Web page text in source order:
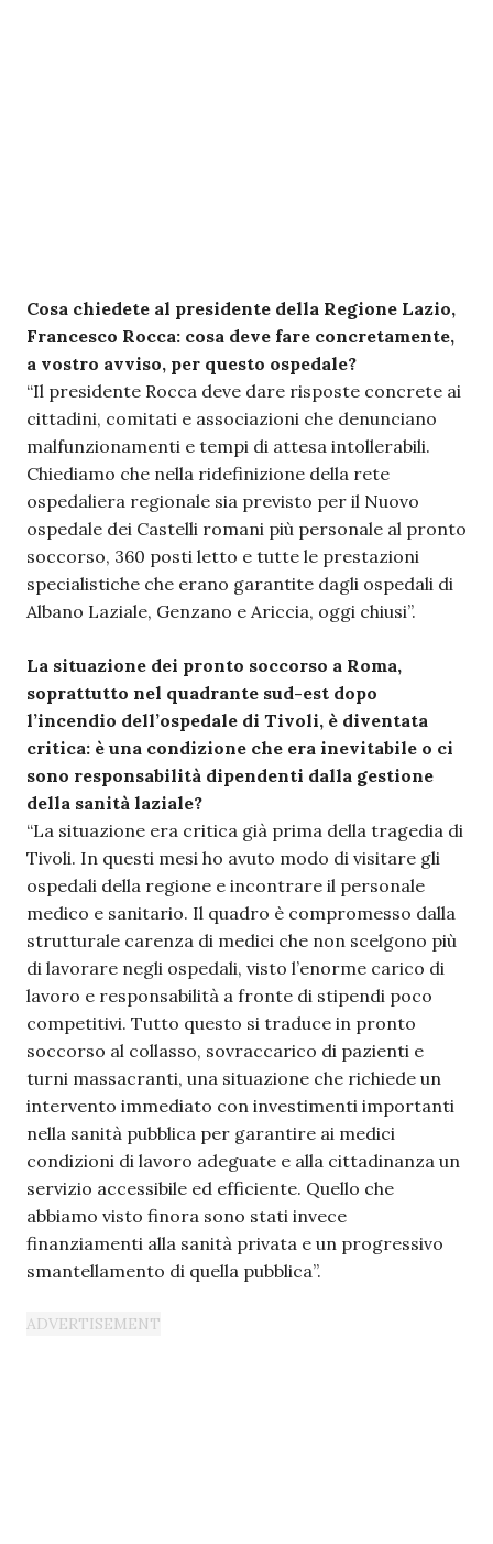
Cosa chiedete al presidente della Regione Lazio,
Francesco Rocca: cosa deve fare concretamente,
a vostro avviso, per questo ospedale?
“Il presidente Rocca deve dare risposte concrete ai
cittadini, comitati e associazioni che denunciano
malfunzionamenti e tempi di attesa intollerabili.
Chiediamo che nella ridefinizione della rete
ospedaliera regionale sia previsto per il Nuovo
ospedale dei Castelli romani più personale al pronto
soccorso, 360 posti letto e tutte le prestazioni
specialistiche che erano garantite dagli ospedali di
Albano Laziale, Genzano e Ariccia, oggi chiusi”.
La situazione dei pronto soccorso a Roma,
soprattutto nel quadrante sud-est dopo
l’incendio dell’ospedale di Tivoli, è diventata
critica: è una condizione che era inevitabile o ci
sono responsabilità dipendenti dalla gestione
della sanità laziale?
“La situazione era critica già prima della tragedia di
Tivoli. In questi mesi ho avuto modo di visitare gli
ospedali della regione e incontrare il personale
medico e sanitario. Il quadro è compromesso dalla
strutturale carenza di medici che non scelgono più
di lavorare negli ospedali, visto l’enorme carico di
lavoro e responsabilità a fronte di stipendi poco
competitivi. Tutto questo si traduce in pronto
soccorso al collasso, sovraccarico di pazienti e
turni massacranti, una situazione che richiede un
intervento immediato con investimenti importanti
nella sanità pubblica per garantire ai medici
condizioni di lavoro adeguate e alla cittadinanza un
servizio accessibile ed efficiente. Quello che
abbiamo visto finora sono stati invece
finanziamenti alla sanità privata e un progressivo
smantellamento di quella pubblica”.